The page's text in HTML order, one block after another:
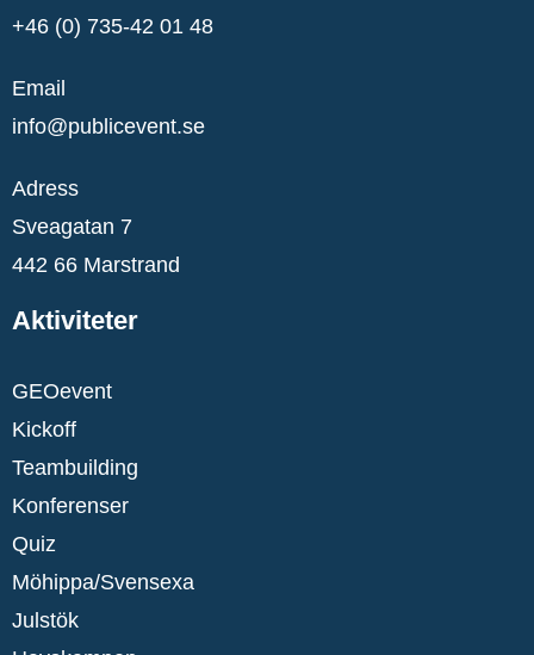
+46 (0) 735-42 01 48
Email
info@publicevent.se
Adress
Sveagatan 7
442 66 Marstrand
Aktiviteter
GEOevent
Kickoff
Teambuilding
Konferenser
Quiz
Möhippa/Svensexa
Julstök